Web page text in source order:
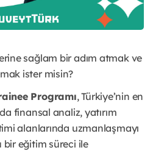
sağlam bir adım atmak ve
ister misin?
Programı, Türkiye’nin en
finansal analiz, yatırım
alanlarında uzmanlaşmayı
eğitim süreci ile